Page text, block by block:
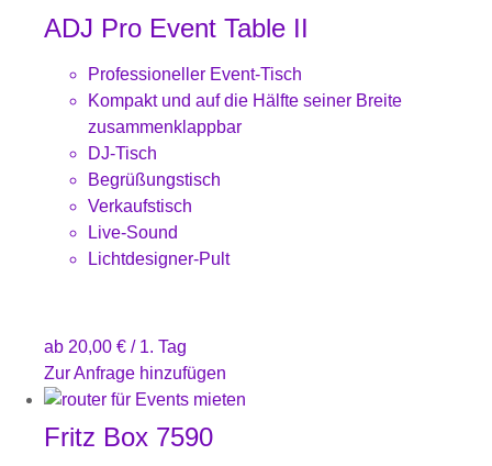
ADJ Pro Event Table II
Professioneller Event-Tisch
Kompakt und auf die Hälfte seiner Breite
zusammenklappbar
DJ-Tisch
Begrüßungstisch
Verkaufstisch
Live-Sound
Lichtdesigner-Pult
ab 20,00 € / 1. Tag
Zur Anfrage hinzufügen
Fritz Box 7590